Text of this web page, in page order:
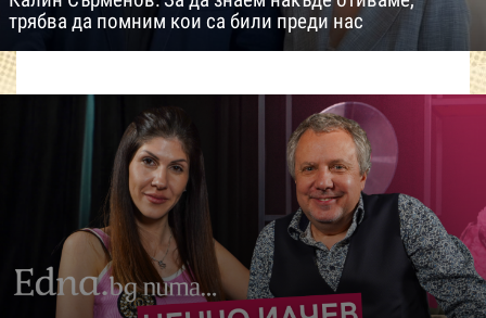
трябва да помним кои са били преди нас